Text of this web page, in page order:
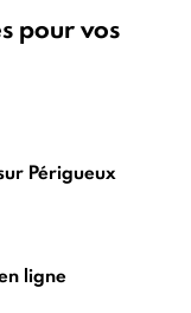
pour vos
Périgueux
ligne